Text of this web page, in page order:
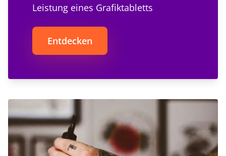
Leistung eines Grafiktabletts
Entdecken